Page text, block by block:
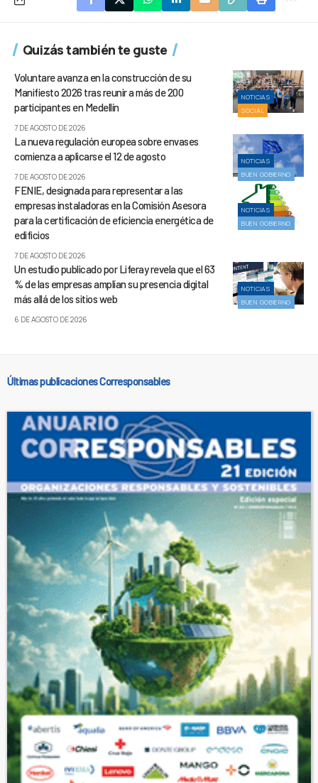
Quizás también te guste
NOTICIAS
SOCIAL
Voluntare avanza en la construcción de su
Manifiesto 2026 tras reunir a más de 200
participantes en Medellín
7 DE AGOSTO DE 2026
NOTICIAS
BUEN GOBIERNO
La nueva regulación europea sobre envases
comienza a aplicarse el 12 de agosto
7 DE AGOSTO DE 2026
NOTICIAS
BUEN GOBIERNO
FENIE, designada para representar a las
empresas instaladoras en la Comisión Asesora
para la certificación de eficiencia energética de
edificios
7 DE AGOSTO DE 2026
NOTICIAS
BUEN GOBIERNO
Un estudio publicado por Liferay revela que el 63
% de las empresas amplían su presencia digital
más allá de los sitios web
6 DE AGOSTO DE 2026
Últimas publicaciones Corresponsables